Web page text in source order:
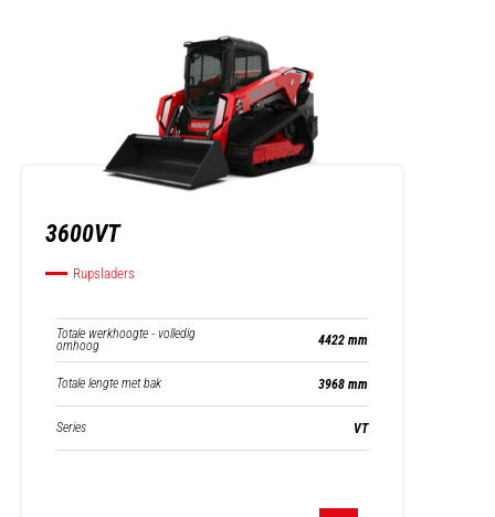
3600VT
Rupsladers
Totale werkhoogte - volledig
omhoog 4422 mm
Totale lengte met bak 3968 mm
Series VT